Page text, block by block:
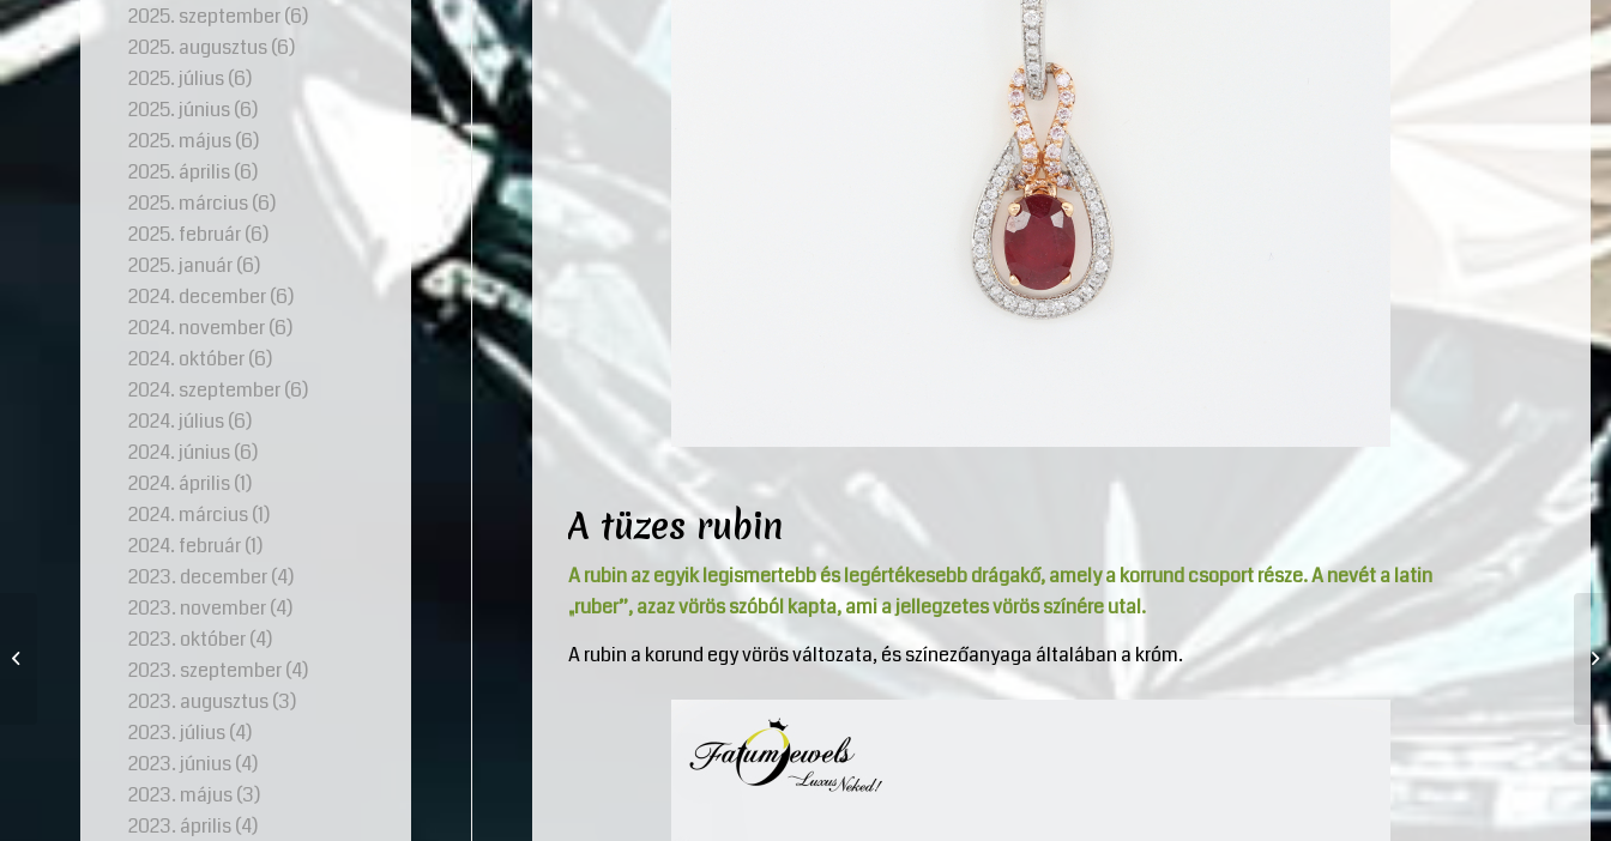
A tüzes rubin
A rubin az egyik legismertebb és legértékesebb drágakő, amely a korrund csoport része. A nevét a latin
„ruber”, azaz vörös szóból kapta, ami a jellegzetes vörös színére utal.
A rubin a korund egy vörös változata, és színezőanyaga általában a króm.
2025. szeptember(6)
2025. augusztus(6)
2025. július(6)
2025. június(6)
2025. május(6)
2025. április(6)
2025. március(6)
2025. február(6)
2025. január(6)
2024. december(6)
2024. november(6)
2024. október(6)
2024. szeptember(6)
2024. július(6)
2024. június(6)
2024. április(1)
2024. március(1)
2024. február(1)
2023. december(4)
2023. november(4)
2023. október(4)
2023. szeptember(4)
2023. augusztus(3)
2023. július(4)
2023. június(4)
2023. május(3)
2023. április(4)
nyomában 6. – A
templomos lovagrend